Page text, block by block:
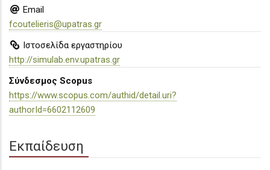
Email
fcoutelieris@upatras.gr
Ιστοσελίδα εργαστηρίου
http://simulab.env.upatras.gr
Σύνδεσμος Scopus
https://www.scopus.com/authid/detail.uri?
authorId=6602112609
Εκπαίδευση